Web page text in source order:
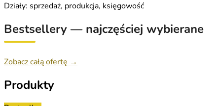
Działy: sprzedaż, produkcja, księgowość
Bestsellery — najczęściej wybierane
Zobacz całą ofertę →
Produkty